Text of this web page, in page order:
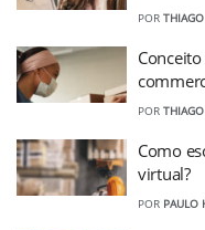
POR THIAGO
POR THIAGO
Como
virtual?
POR PAULO